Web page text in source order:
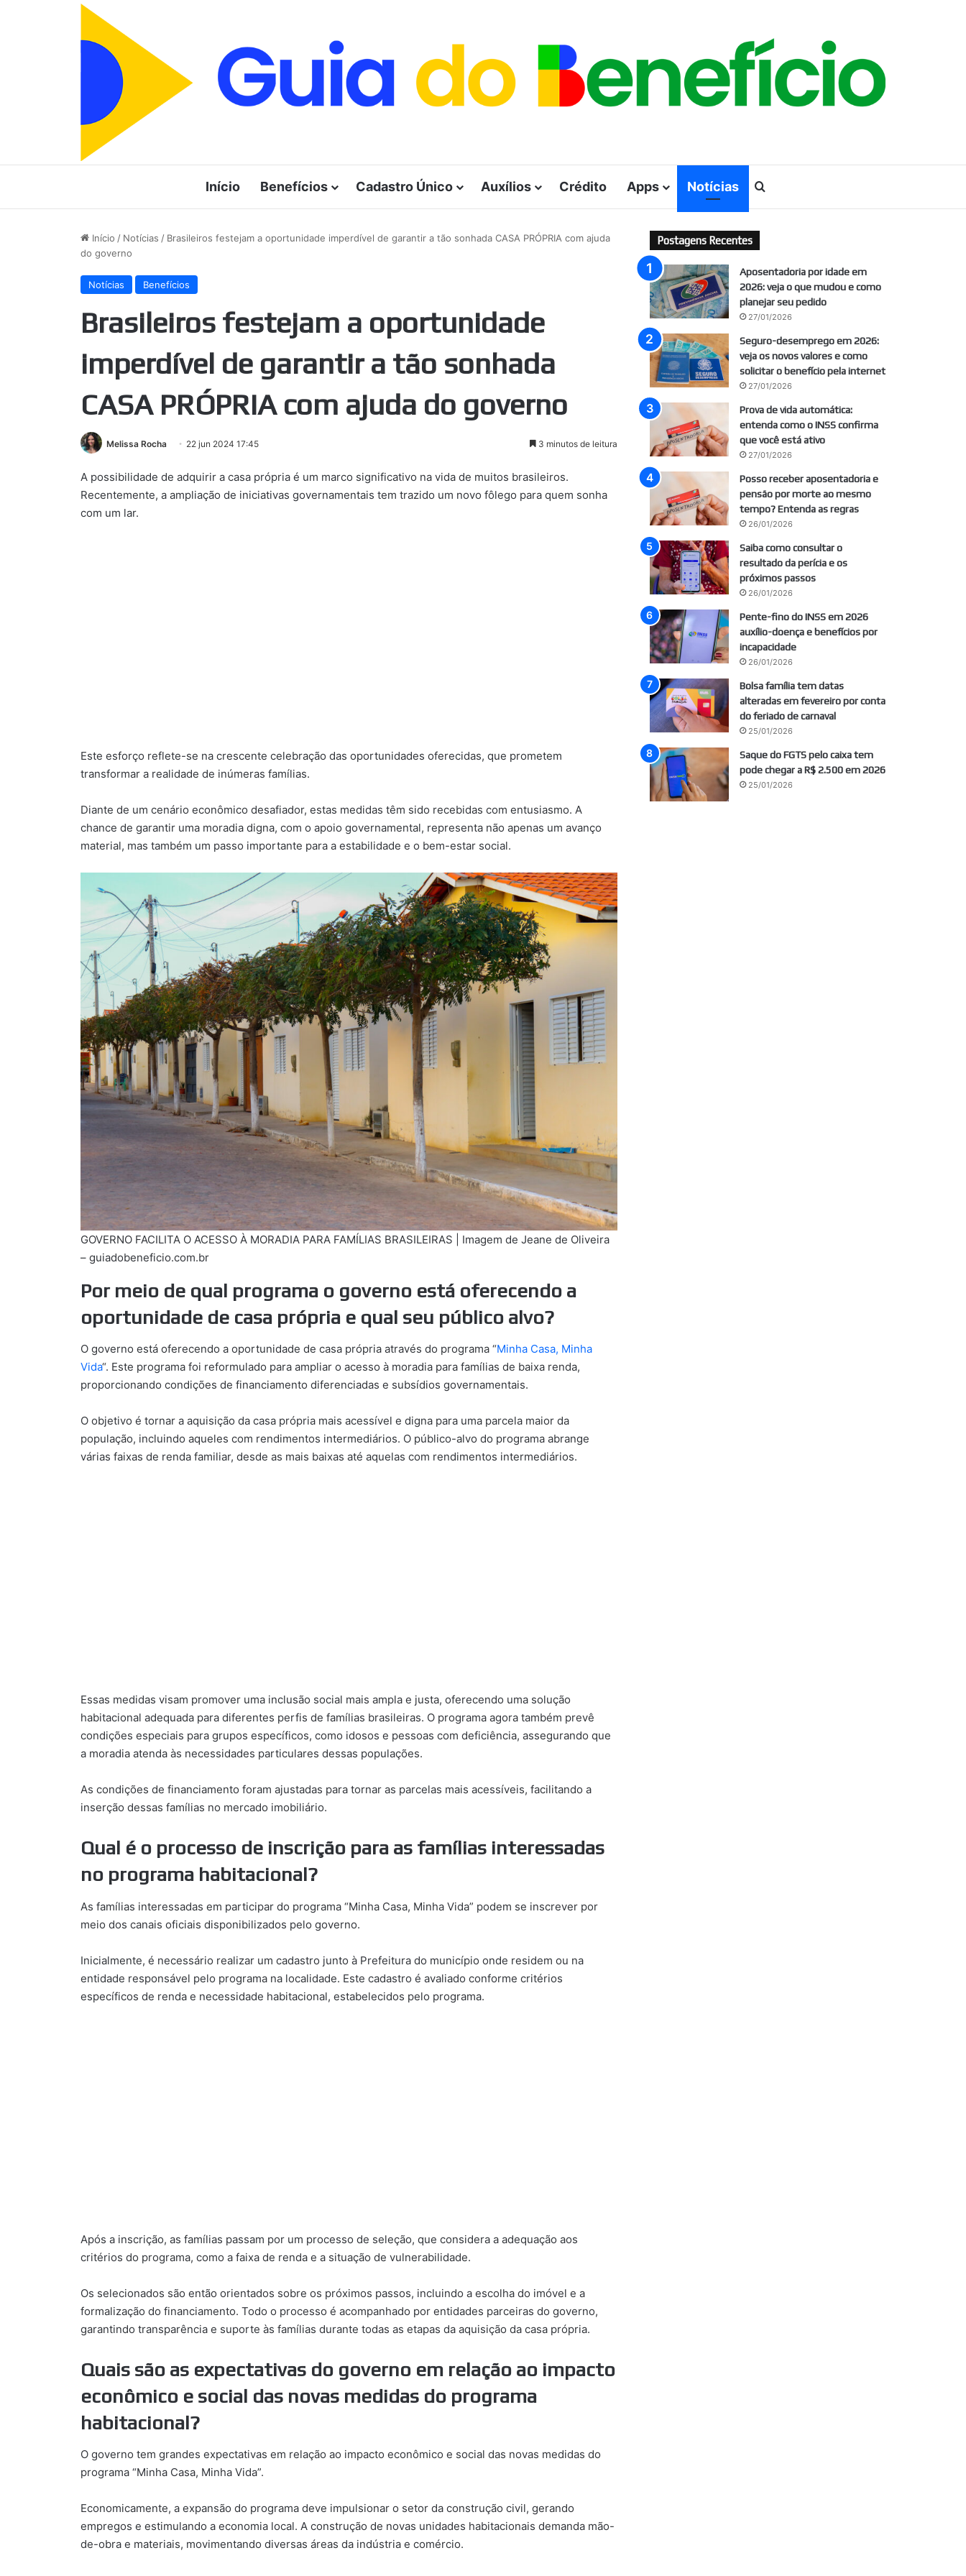
Início Benefícios Cadastro Único Auxílios Crédito Apps Notícias
Início / Notícias / Brasileiros festejam a oportunidade imperdível de garantir a tão sonhada CASA PRÓPRIA com ajuda
do governo
Notícias Benefícios
Brasileiros festejam a oportunidade
imperdível de garantir a tão sonhada
CASA PRÓPRIA com ajuda do governo
Melissa Rocha 22 jun 2024 17:45 3 minutos de leitura
A possibilidade de adquirir a casa própria é um marco significativo na vida de muitos brasileiros.
Recentemente, a ampliação de iniciativas governamentais tem trazido um novo fôlego para quem sonha
com um lar.
Este esforço reflete-se na crescente celebração das oportunidades oferecidas, que prometem
transformar a realidade de inúmeras famílias.
Diante de um cenário econômico desafiador, estas medidas têm sido recebidas com entusiasmo. A
chance de garantir uma moradia digna, com o apoio governamental, representa não apenas um avanço
material, mas também um passo importante para a estabilidade e o bem-estar social.
GOVERNO FACILITA O ACESSO À MORADIA PARA FAMÍLIAS BRASILEIRAS | Imagem de Jeane de Oliveira
– guiadobeneficio.com.br
Por meio de qual programa o governo está oferecendo a
oportunidade de casa própria e qual seu público alvo?
O governo está oferecendo a oportunidade de casa própria através do programa “Minha Casa, Minha
Vida“. Este programa foi reformulado para ampliar o acesso à moradia para famílias de baixa renda,
proporcionando condições de financiamento diferenciadas e subsídios governamentais.
O objetivo é tornar a aquisição da casa própria mais acessível e digna para uma parcela maior da
população, incluindo aqueles com rendimentos intermediários. O público-alvo do programa abrange
várias faixas de renda familiar, desde as mais baixas até aquelas com rendimentos intermediários.
Essas medidas visam promover uma inclusão social mais ampla e justa, oferecendo uma solução
habitacional adequada para diferentes perfis de famílias brasileiras. O programa agora também prevê
condições especiais para grupos específicos, como idosos e pessoas com deficiência, assegurando que
a moradia atenda às necessidades particulares dessas populações.
As condições de financiamento foram ajustadas para tornar as parcelas mais acessíveis, facilitando a
inserção dessas famílias no mercado imobiliário.
Qual é o processo de inscrição para as famílias interessadas
no programa habitacional?
As famílias interessadas em participar do programa “Minha Casa, Minha Vida” podem se inscrever por
meio dos canais oficiais disponibilizados pelo governo.
Inicialmente, é necessário realizar um cadastro junto à Prefeitura do município onde residem ou na
entidade responsável pelo programa na localidade. Este cadastro é avaliado conforme critérios
específicos de renda e necessidade habitacional, estabelecidos pelo programa.
Após a inscrição, as famílias passam por um processo de seleção, que considera a adequação aos
critérios do programa, como a faixa de renda e a situação de vulnerabilidade.
Os selecionados são então orientados sobre os próximos passos, incluindo a escolha do imóvel e a
formalização do financiamento. Todo o processo é acompanhado por entidades parceiras do governo,
garantindo transparência e suporte às famílias durante todas as etapas da aquisição da casa própria.
Quais são as expectativas do governo em relação ao impacto
econômico e social das novas medidas do programa
habitacional?
O governo tem grandes expectativas em relação ao impacto econômico e social das novas medidas do
programa “Minha Casa, Minha Vida”.
Economicamente, a expansão do programa deve impulsionar o setor da construção civil, gerando
empregos e estimulando a economia local. A construção de novas unidades habitacionais demanda mão-
de-obra e materiais, movimentando diversas áreas da indústria e comércio.
Postagens Recentes
Aposentadoria por idade em
2026: veja o que mudou e como
planejar seu pedido
27/01/2026
Seguro-desemprego em 2026:
veja os novos valores e como
solicitar o benefício pela internet
27/01/2026
Prova de vida automática:
entenda como o INSS confirma
que você está ativo
27/01/2026
Posso receber aposentadoria e
pensão por morte ao mesmo
tempo? Entenda as regras
26/01/2026
Saiba como consultar o
resultado da perícia e os
próximos passos
26/01/2026
Pente-fino do INSS em 2026
auxílio-doença e benefícios por
incapacidade
26/01/2026
Bolsa família tem datas
alteradas em fevereiro por conta
do feriado de carnaval
25/01/2026
Saque do FGTS pelo caixa tem
pode chegar a R$ 2.500 em 2026
25/01/2026